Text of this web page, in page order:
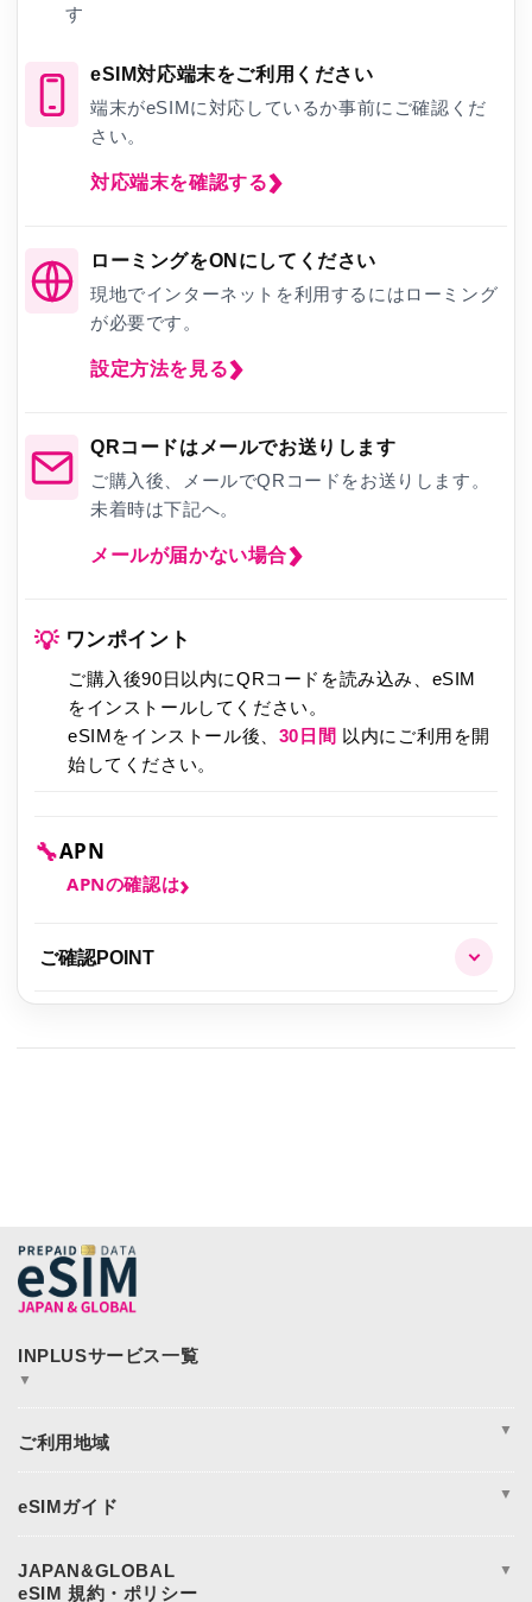
す
eSIM対応端末をご利用ください
端末がeSIMに対応しているか事前にご確認くだ
さい。
対応端末を確認する
ローミングをONにしてください
現地でインターネットを利用するにはローミング
が必要です。
設定方法を見る
QRコードはメールでお送りします
ご購入後、メールでQRコードをお送りします。
未着時は下記へ。
メールが届かない場合
💡 ワンポイント
ご購入後90日以内にQRコードを読み込み、eSIM
をインストールしてください。
eSIMをインストール後、 30日間 以内にご利用を開
始してください。
🔧APN
APNの確認は
ご確認POINT
▼
365plusWi-Fi
▼
アメリカ
日本eSIM
中東・アフリカ地域
▼
eSIM対応端末一覧
データ使用量の目安
JAPAN&GLOBAL
▼